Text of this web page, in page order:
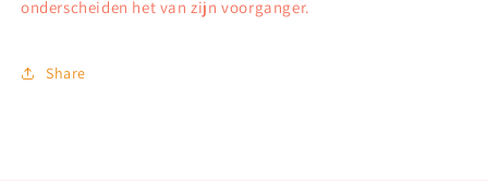
onderscheiden het van zijn voorganger.
Share